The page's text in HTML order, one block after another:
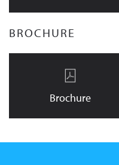
BROCHURE
Brochure